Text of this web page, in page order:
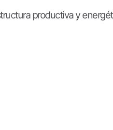
productiva y